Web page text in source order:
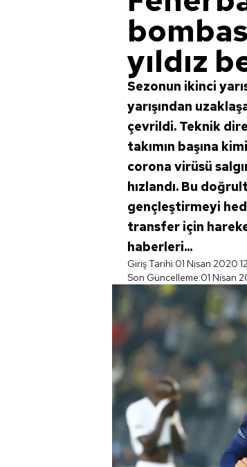
yıldız
Sezonun ikinci
yarışından
çevrildi. Teknik
takımın başına
corona virüsü
hızlandı. Bu
gençleştirmeyi
transfer için
haberleri...
Giriş Tarihi:01 Nisan 2020
Son Güncelleme:01 Nisan